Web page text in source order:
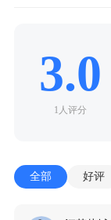
3.0
1人评分
全部 好评